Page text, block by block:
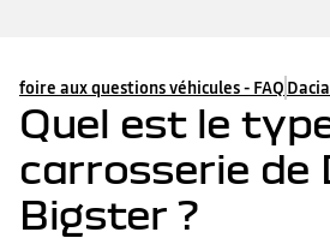
foire aux questions véhicules - FAQ
Quel est le
carrosserie de
Bigster ?